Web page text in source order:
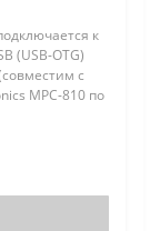
к
(USB-OTG)
с
MPC-810 по